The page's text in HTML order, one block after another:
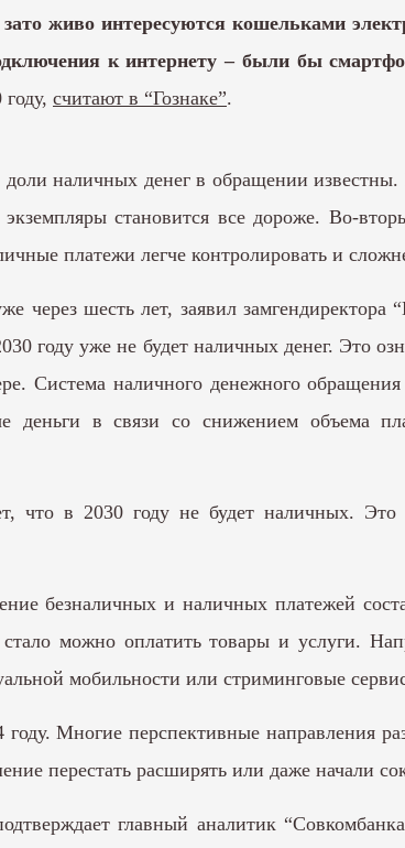
живо интересуются кошельками
к интернету – были бы
считают в “Гознаке”.
наличных денег в обращении
становится все дороже. Во-
платежи легче контролировать и
через шесть лет, заявил
году уже не будет наличных денег. Это
Система наличного денежного
деньги в связи со снижением объема
что в 2030 году не будет наличных.
безналичных и наличных платежей
можно оплатить товары и услуги.
мобильности или стриминговые
Многие перспективные направления
перестать расширять или даже начали
главный аналитик